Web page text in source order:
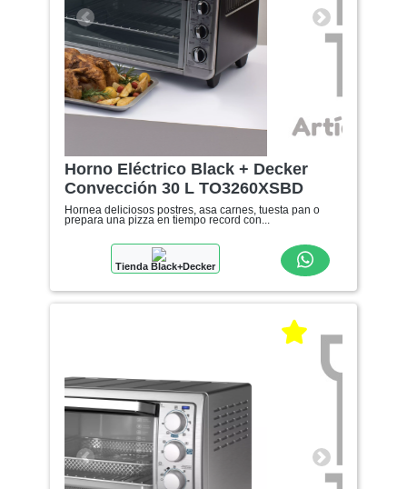
Anterior Siguiente
Horno Eléctrico Black + Decker
Convección 30 L TO3260XSBD
Hornea deliciosos postres, asa carnes, tuesta pan o
prepara una pizza en tiempo record con...
Tienda Black+Decker
Anterior Siguiente